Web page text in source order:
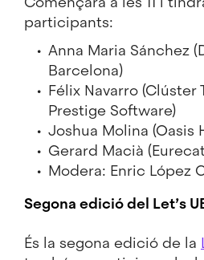
participants:
Anna Maria Sánchez
Barcelona)
Félix Navarro (Clúster
Prestige Software)
Joshua Molina (Oasis
Gerard Macià
Modera: Enric López
Segona edició del Let’s
És la segona edició de la